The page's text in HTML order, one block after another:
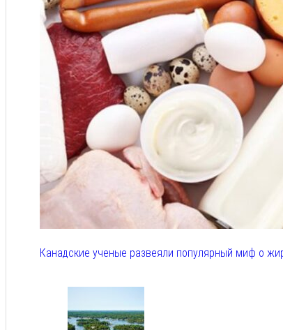
Канадские ученые развеяли популярный миф о